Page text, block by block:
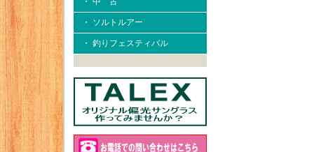
・ ソルトルアー
・ 釣りフェスティバル